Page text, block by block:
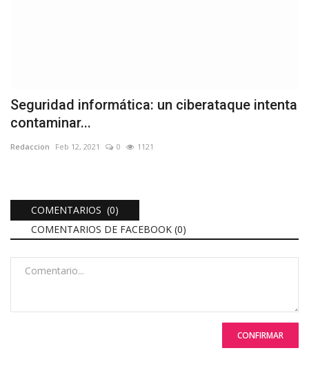
Seguridad informática: un ciberataque intenta
contaminar...
Redaccion Feb 12, 2021 0 1121
COMENTARIOS (0)
COMENTARIOS DE FACEBOOK (0)
CONFIRMAR